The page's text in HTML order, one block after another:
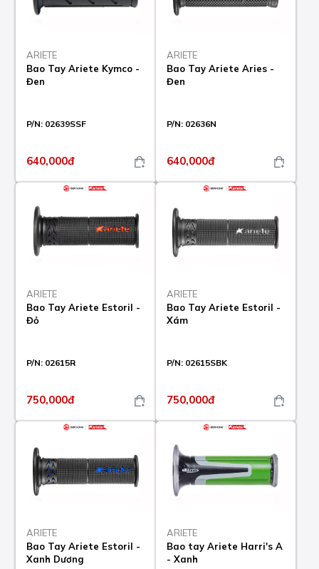
ARIETE
Bao Tay Ariete Kymco -
Đen
P/N: 02639SSF
640,000đ
ARIETE
Bao Tay Ariete Aries -
Đen
P/N: 02636N
640,000đ
ARIETE
Bao Tay Ariete Estoril -
Đỏ
P/N: 02615R
750,000đ
ARIETE
Bao Tay Ariete Estoril -
Xám
P/N: 02615SBK
750,000đ
ARIETE
Bao Tay Ariete Estoril -
Xanh Dương
ARIETE
Bao tay Ariete Harri's A
- Xanh